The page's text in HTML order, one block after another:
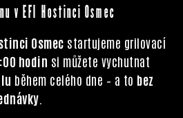
v EFI Hostinci Osmec
Osmec startujeme grilovací
hodin si můžete vychutnat
během celého dne – a to bez